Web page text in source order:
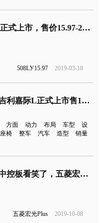
东风标致508L正式上市，售价15.97-22.57万元
508LУ15.97 2019-03-18
加量不加价！吉利嘉际L正式上市售11.98万元起
方面 动力 布局 车型
设
座椅 整车 汽车 造型
销量
被大面积塑料中控板看笑了，五菱宏光Plus将于本月上市
五菱宏光Plus 2019-10-08